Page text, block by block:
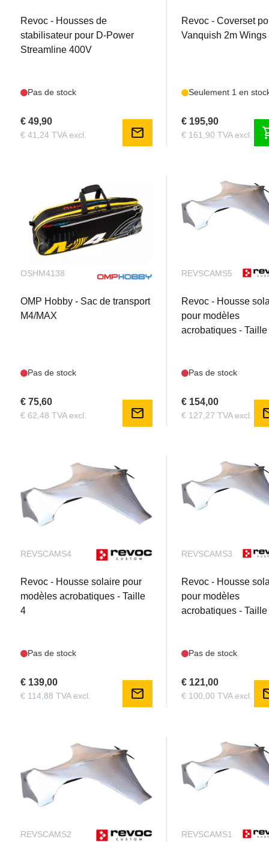
Revoc - Housses de
stabilisateur pour D-Power
Streamline 400V
Pas de stock
€ 49,90
€ 41,24 TVA excl. mail
Revoc - Coverset
Vanquish 2m Wings
Seulement 1 en
€ 195,90
€ 161,90 TVA excl.
OSHM4138
OMP Hobby - Sac de transport
M4/MAX
Pas de stock
€ 75,60
€ 62,48 TVA excl. mail
REVSCAMS5
Revoc - Housse
pour modèles
acrobatiques - Taille
Pas de stock
€ 154,00
€ 127,27 TVA excl.
REVSCAMS4
Revoc - Housse solaire pour
modèles acrobatiques - Taille
4
Pas de stock
€ 139,00
€ 114,88 TVA excl. mail
REVSCAMS3
Revoc - Housse
pour modèles
acrobatiques - Taille
Pas de stock
€ 121,00
€ 100,00 TVA excl.
REVSCAMS2 REVSCAMS1